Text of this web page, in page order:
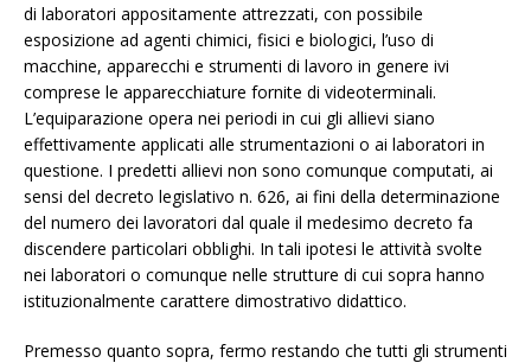
di laboratori appositamente attrezzati, con possibile
esposizione ad agenti chimici, fisici e biologici, l’uso di
macchine, apparecchi e strumenti di lavoro in genere ivi
comprese le apparecchiature fornite di videoterminali.
L’equiparazione opera nei periodi in cui gli allievi siano
effettivamente applicati alle strumentazioni o ai laboratori in
questione. I predetti allievi non sono comunque computati, ai
sensi del decreto legislativo n. 626, ai fini della determinazione
del numero dei lavoratori dal quale il medesimo decreto fa
discendere particolari obblighi. In tali ipotesi le attività svolte
nei laboratori o comunque nelle strutture di cui sopra hanno
istituzionalmente carattere dimostrativo didattico.
Premesso quanto sopra, fermo restando che tutti gli strumenti